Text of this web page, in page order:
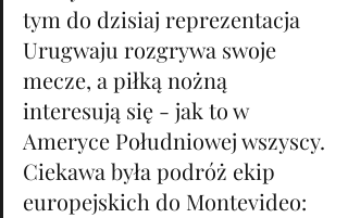
tym do dzisiaj reprezentacja
Urugwaju rozgrywa swoje
mecze, a piłką nożną
interesują się - jak to w
Ameryce Południowej wszyscy.
Ciekawa była podróż ekip
europejskich do Montevideo: